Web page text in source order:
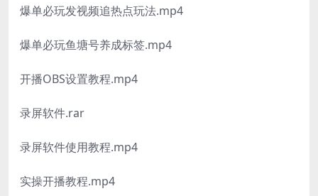
爆单必玩发视频追热点玩法.mp4
爆单必玩鱼塘号养成标签.mp4
开播OBS设置教程.mp4
录屏软件.rar
录屏软件使用教程.mp4
实操开播教程.mp4